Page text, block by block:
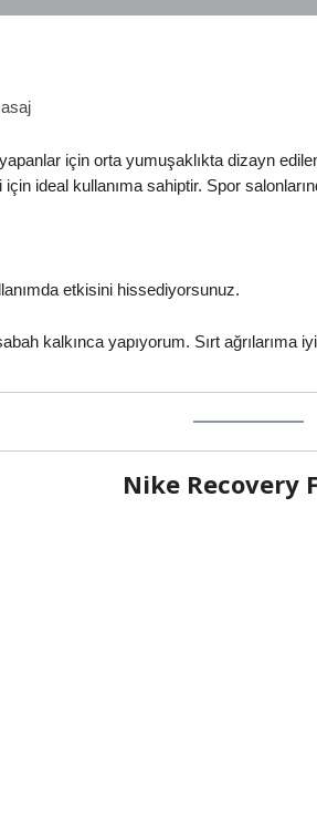
için orta yumuşaklıkta dizayn
ideal kullanıma sahiptir. Spor
etkisini hissediyorsunuz.
kalkınca yapıyorum. Sırt ağrılarıma
Nike Recovery